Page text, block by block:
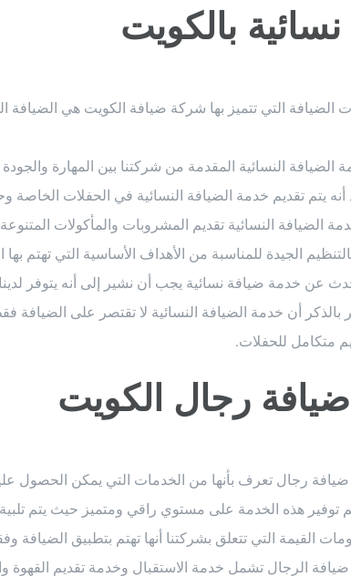
بالكويت
التي تتميز بها شركة ضيافة الكويت هي الضيافة
الضيافة النسائية المقدمة من شركتنا بين المهارة
يتم تقديم خدمة الضيافة النسائية في الحفلات الخاصة
الضيافة النسائية تقديم المشروبات والمأكولات
الجيدة للمناسبة من الأهداف الأساسية التي تهتم
عن خدمة ضيافة نسائية يجب أن نشير إلى أنه يتوفر
بالذكر أن خدمة الضيافة النسائية لا تقتصر على
متكامل للحفلات.
رجال الكويت
رجال تعرف بأنها من الخدمات التي يمكن الحصول
توفير هذه الخدمة على مستوي راقي ومتميز حيث يتم
القيمة التي تتعلق بشركتنا أنها تهتم بتطبيق الضيافة
الرجال تشمل خدمة الاستقبال وخدمة تقديم